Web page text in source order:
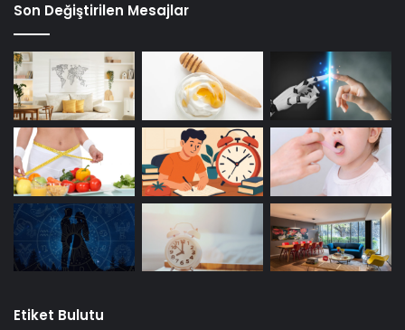
Son Değiştirilen Mesajlar
Etiket Bulutu